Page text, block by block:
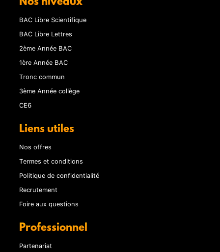
BAC Libre Scientifique
BAC Libre Lettres
2ème Année BAC
1ère Année BAC
Tronc commun
3ème Année collège
CE6
Liens utiles
Nos offres
Termes et conditions
Politique de confidentialité
Recrutement
Foire aux questions
Professionnel
Partenariat